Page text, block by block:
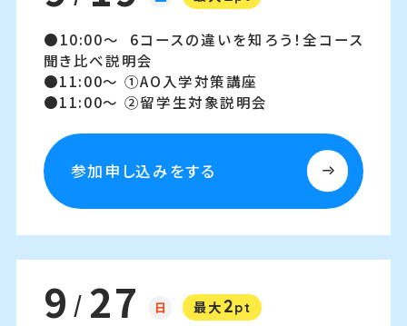
10:00～
6コースの違いを知ろう！全コース
聞き比べ説明会
11:00～ ①AO入学対策講座
11:00～ ②留学生対象説明会
参加申し込みをする
9 / 27 日 最大 2pt